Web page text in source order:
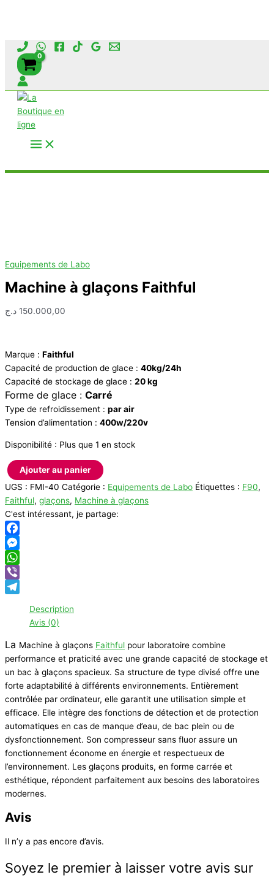
Aller
contenu
Equipements de Labo
Machine à glaçons Faithful
150.000,00 د.ج
Marque : Faithful
Capacité de production de glace : 40kg/24h
Capacité de stockage de glace : 20 kg
Forme de glace : Carré
Type de refroidissement : par air
Tension d’alimentation : 400w/220v
Disponibilité : Plus que 1 en stock
quantité
de
Machine
à
glaçons
Faithful
Ajouter au panier
UGS : FMI-40 Catégorie : Equipements de Labo Étiquettes : F90,
Faithful, glaçons, Machine à glaçons
C'est intéressant, je partage:
Facebook
Messenger
WhatsApp
Viber
Description
Avis (0)
La Machine à glaçons Faithful pour laboratoire combine
performance et praticité avec une grande capacité de stockage et
un bac à glaçons spacieux. Sa structure de type divisé offre une
forte adaptabilité à différents environnements. Entièrement
contrôlée par ordinateur, elle garantit une utilisation simple et
efficace. Elle intègre des fonctions de détection et de protection
automatiques en cas de manque d’eau, de bac plein ou de
dysfonctionnement. Son compresseur sans fluor assure un
fonctionnement économe en énergie et respectueux de
l’environnement. Les glaçons produits, en forme carrée et
esthétique, répondent parfaitement aux besoins des laboratoires
modernes.
Avis
Il n’y a pas encore d’avis.
Soyez le premier à laisser votre avis sur